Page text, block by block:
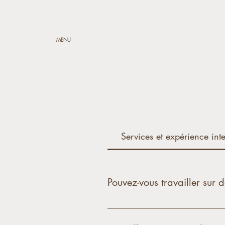
MENU
Services et expérience
Pouvez-vous travailler sur
Oui, nous avons une